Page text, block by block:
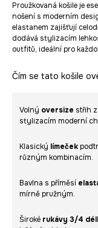
Proužkovaná košile je
nošení s moderním
elastanem zajišťují
dodává stylizacím
outfitů, ideální pro
Čím se tato košile
Volný oversize střih
stylizacím moderní
Klasický límeček
různým kombinacím.
Bavlna s příměsí
mírně pružným.
Široké rukávy 3/4